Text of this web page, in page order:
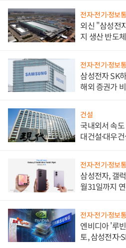
전자·전기·정보
외신 "삼성전
지 생산 반도
전자·전기·정보
삼성전자 SK
해외 증권가
건설
국내외서 속
대건설·대우
전자·전기·정보
삼성전자, 갤
월31일까지
전자·전기·정보
엔비디아 '루
토, 삼성전자